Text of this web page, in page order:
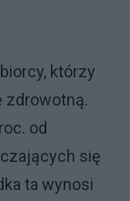
którzy
zdrowotną.
od
się
ta wynosi